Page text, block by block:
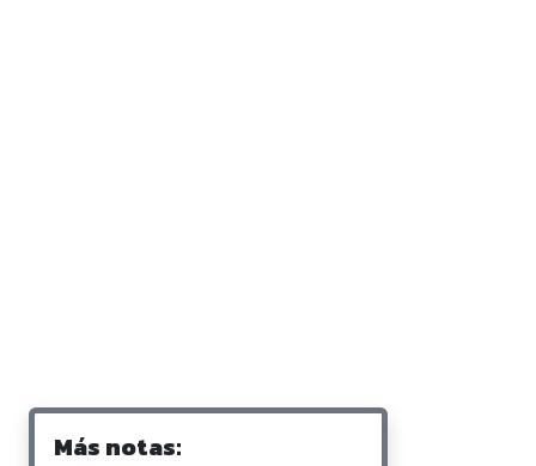
Más notas: